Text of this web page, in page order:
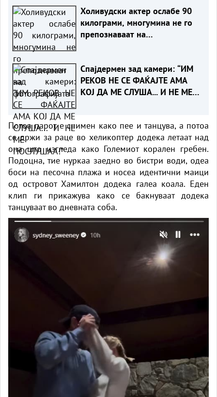
Холивудски актер ослабе 90
килограми, многумина не го
препознаваат на
Спајдермен зад камери: “ИМ
РЕКОВ НЕ СЕ ФАЌАЈТЕ АМА
КОЈ ДА МЕ СЛУША... И НЕ МЕ
Потоа парот е снимен како пее и танцува, а потоа
се држи за раце во хеликоптер додека летаат над
она што изгледа како Големиот корален гребен.
Подоцна, тие нуркаа заедно во бистри води, одеа
боси на песочна плажа и носеа идентични маици
од островот Хамилтон додека галеа коала. Еден
клип ги прикажува како се бакнуваат додека
танцуваат во дневната соба.